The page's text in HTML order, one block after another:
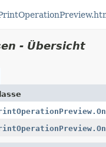
- Übersicht